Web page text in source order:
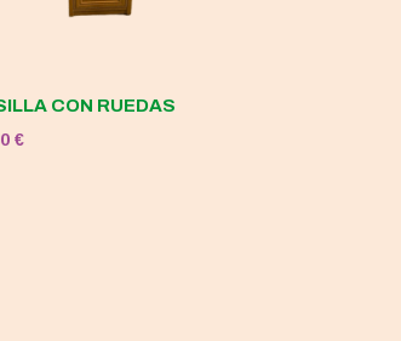
CON RUEDAS
€